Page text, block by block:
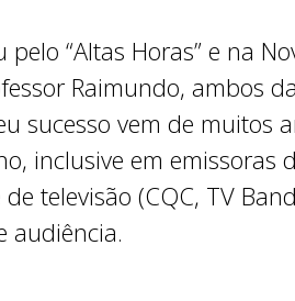
pelo “Altas Horas” e na
Raimundo, ambos
sucesso vem de muitos
inclusive em emissoras
de televisão (CQC, TV
audiência.